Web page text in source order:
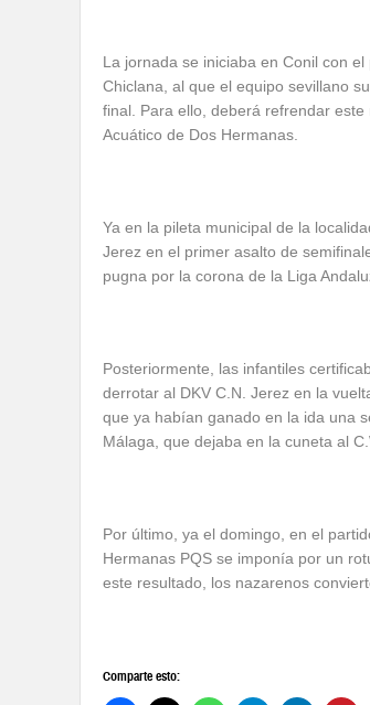
La jornada se iniciaba en Conil con
Chiclana, al que el equipo sevillano
final. Para ello, deberá refrendar
Acuático de Dos Hermanas.
Ya en la pileta municipal de la
Jerez en el primer asalto de
pugna por la corona de la Liga
Posteriormente, las infantiles
derrotar al DKV C.N. Jerez en la
que ya habían ganado en la ida una
Málaga, que dejaba en la cuneta al
Por último, ya el domingo, en el
Hermanas PQS se imponía por un
este resultado, los nazarenos
Comparte esto: